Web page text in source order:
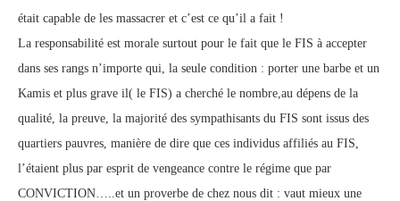
était capable de les massacrer et c’est ce qu’il a fait !
La responsabilité est morale surtout pour le fait que le FIS à accepter
dans ses rangs n’importe qui, la seule condition : porter une barbe et un
Kamis et plus grave il( le FIS) a cherché le nombre,au dépens de la
qualité, la preuve, la majorité des sympathisants du FIS sont issus des
quartiers pauvres, manière de dire que ces individus affiliés au FIS,
l’étaient plus par esprit de vengeance contre le régime que par
CONVICTION…..et un proverbe de chez nous dit : vaut mieux une